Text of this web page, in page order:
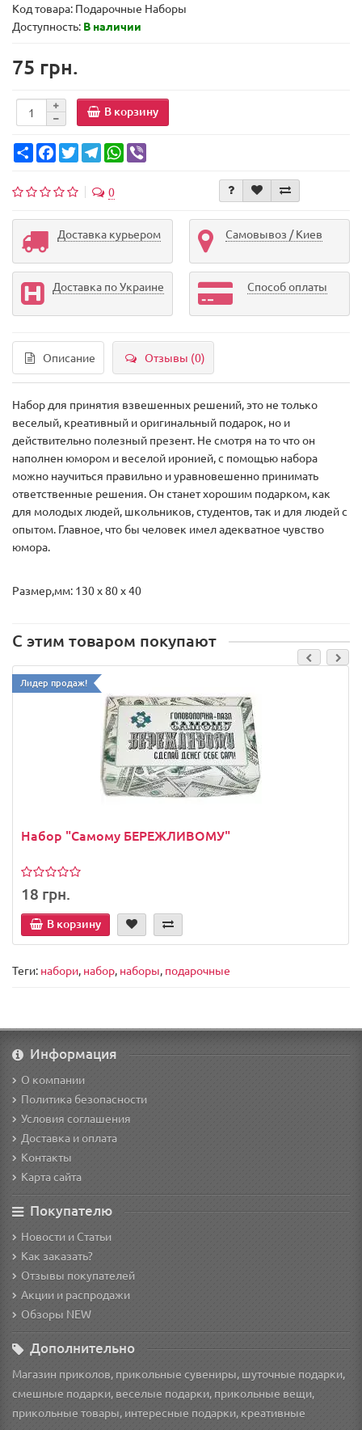
Код товара: Подарочные Наборы
Доступность: В наличии
75 грн.
В корзину
Share FacebookTwitterTelegramWhatsApp
0
Доставка курьером Самовывоз / Киев
Доставка по Украине Способ оплаты
Описание Отзывы (0)
Набор для принятия взвешенных решений, это не только
веселый, креативный и оригинальный подарок, но и
действительно полезный презент. Не смотря на то что он
наполнен юмором и веселой иронией, с помощью набора
можно научиться правильно и уравновешенно принимать
ответственные решения. Он станет хорошим подарком, как
для молодых людей, школьников, студентов, так и для людей с
опытом. Главное, что бы человек имел адекватное чувство
юмора.
Размер,мм: 130 х 80 х 40
С этим товаром покупают
Лидер продаж!
Набор "Самому БЕРЕЖЛИВОМУ"
18 грн.
В корзину
Теги: набори, набор, наборы, подарочные
Информация
О компании
Политика безопасности
Условия соглашения
Доставка и оплата
Контакты
Карта сайта
Покупателю
Новости и Статьи
Как заказать?
Отзывы покупателей
Акции и распродажи
Обзоры NEW
Дополнительно
Магазин приколов, прикольные сувениры, шуточные подарки,
смешные подарки, веселые подарки, прикольные вещи,
прикольные товары, интересные подарки, креативные